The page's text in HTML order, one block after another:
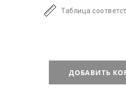
Таблица
ДОБАВИТЬ